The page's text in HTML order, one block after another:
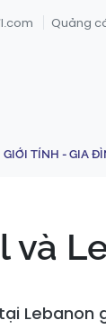
Quảng
GIỚI TÍNH - GIA
và
Lebanon